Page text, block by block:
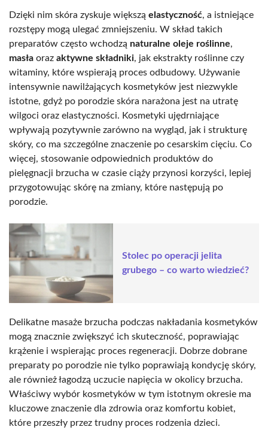
Dzięki nim skóra zyskuje większą elastyczność, a istniejące
rozstępy mogą ulegać zmniejszeniu. W skład takich
preparatów często wchodzą naturalne oleje roślinne,
masła oraz aktywne składniki, jak ekstrakty roślinne czy
witaminy, które wspierają proces odbudowy. Używanie
intensywnie nawilżających kosmetyków jest niezwykle
istotne, gdyż po porodzie skóra narażona jest na utratę
wilgoci oraz elastyczności. Kosmetyki ujędrniające
wpływają pozytywnie zarówno na wygląd, jak i strukturę
skóry, co ma szczególne znaczenie po cesarskim cięciu. Co
więcej, stosowanie odpowiednich produktów do
pielęgnacji brzucha w czasie ciąży przynosi korzyści, lepiej
przygotowując skórę na zmiany, które następują po
porodzie.
Stolec po operacji jelita
grubego – co warto wiedzieć?
Delikatne masaże brzucha podczas nakładania kosmetyków
mogą znacznie zwiększyć ich skuteczność, poprawiając
krążenie i wspierając proces regeneracji. Dobrze dobrane
preparaty po porodzie nie tylko poprawiają kondycję skóry,
ale również łagodzą uczucie napięcia w okolicy brzucha.
Właściwy wybór kosmetyków w tym istotnym okresie ma
kluczowe znaczenie dla zdrowia oraz komfortu kobiet,
które przeszły przez trudny proces rodzenia dzieci.